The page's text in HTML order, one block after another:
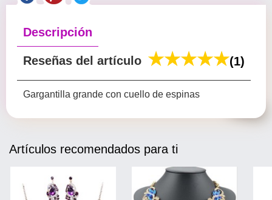
Descripción
Reseñas del artículo (1)
Gargantilla grande con cuello de espinas
Artículos recomendados para ti